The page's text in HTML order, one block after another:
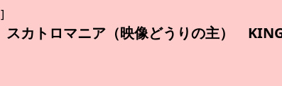
トロマニア（映像どうりの主） KING